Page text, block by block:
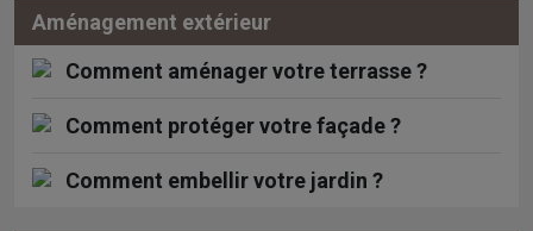
Aménagement extérieur
Comment aménager votre terrasse ?
Comment protéger votre façade ?
Comment embellir votre jardin ?